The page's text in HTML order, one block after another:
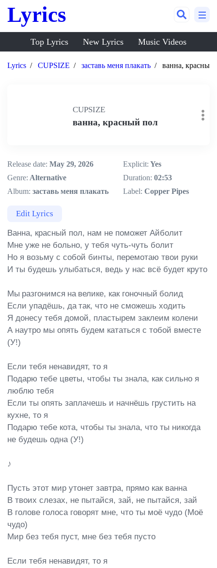
Lyrics
Top Lyrics New Lyrics Music Videos
Lyrics CUPSIZE заставь меня плакать ванна, красный
CUPSIZE
ванна, красный пол
Release date: May 29, 2026
Genre: Alternative
Album: заставь меня плакать
Explicit: Yes
Duration: 02:53
Label: Copper Pipes
Edit Lyrics
Ванна, красный пол, нам не поможет Айболит
Мне уже не больно, у тебя чуть-чуть болит
Но я возьму с собой бинты, перемотаю твои руки
И ты будешь улыбаться, ведь у нас всё будет круто
Мы разгонимся на велике, как гоночный болид
Если упадёшь, да так, что не сможешь ходить
Я донесу тебя домой, пластырем заклеим колени
А наутро мы опять будем кататься с тобой вместе
(У!)
Если тебя ненавидят, то я
Подарю тебе цветы, чтобы ты знала, как сильно я
люблю тебя
Если ты опять заплачешь и начнёшь грустить на
кухне, то я
Подарю тебе кота, чтобы ты знала, что ты никогда
не будешь одна (У!)
♪
Пусть этот мир утонет завтра, прямо как ванна
В твоих слезах, не пытайся, зай, не пытайся, зай
В голове голоса говорят мне, что ты моё чудо (Моё
чудо)
Мир без тебя пуст, мне без тебя пусто
Если тебя ненавидят, то я